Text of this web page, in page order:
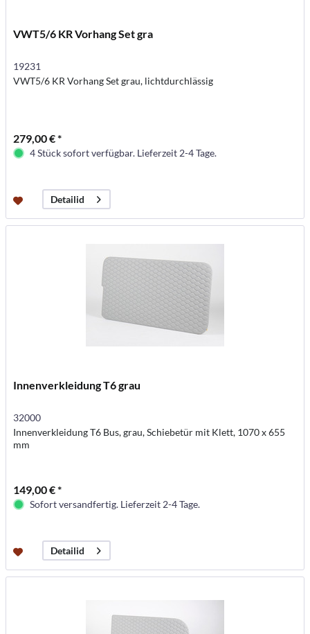
VWT5/6 KR Vorhang Set gra
19231
VWT5/6 KR Vorhang Set grau, lichtdurchlässig
279,00 € *
4 Stück sofort verfügbar. Lieferzeit 2-4 Tage.
Detailid
Innenverkleidung T6 grau
32000
Innenverkleidung T6 Bus, grau, Schiebetür mit Klett, 1070 x 655
mm
149,00 € *
Sofort versandfertig. Lieferzeit 2-4 Tage.
Detailid